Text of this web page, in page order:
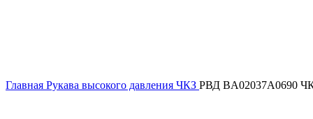
Главная Рукава высокого давления ЧКЗ РВД BA02037А0690